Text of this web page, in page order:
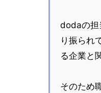
dodaの担
り振られ
る企業と
そのため